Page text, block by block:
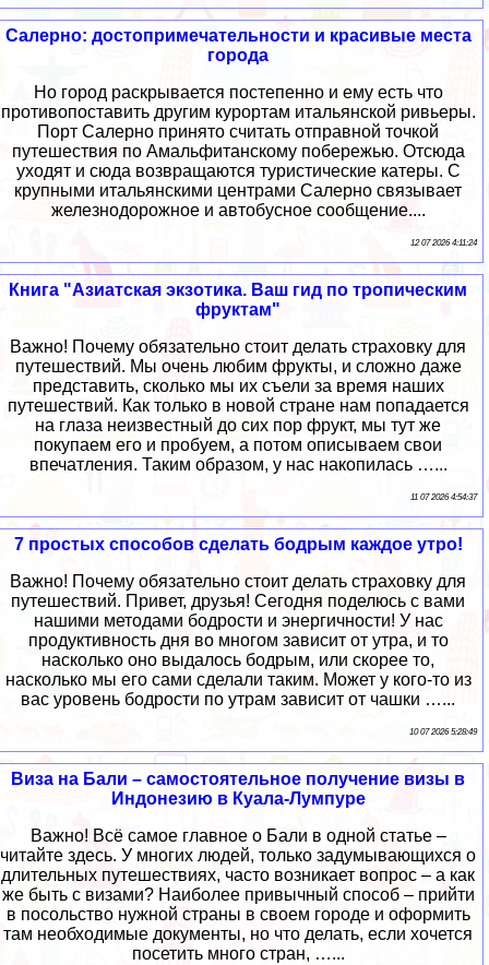
Салерно: достопримечательности и красивые места
города
Но город раскрывается постепенно и ему есть что
противопоставить другим курортам итальянской ривьеры.
Порт Салерно принято считать отправной точкой
путешествия по Амальфитанскому побережью. Отсюда
уходят и сюда возвращаются туристические катеры. С
крупными итальянскими центрами Салерно связывает
железнодорожное и автобусное сообщение....
12 07 2026 4:11:24
Книга "Азиатская экзотика. Ваш гид по тропическим
фруктам"
Важно! Почему обязательно стоит делать страховку для
путешествий. Мы очень любим фрукты, и сложно даже
представить, сколько мы их съели за время наших
путешествий. Как только в новой стране нам попадается
на глаза неизвестный до сих пор фрукт, мы тут же
покупаем его и пробуем, а потом описываем свои
впечатления. Таким образом, у нас накопилась …...
11 07 2026 4:54:37
7 простых способов сделать бодрым каждое утро!
Важно! Почему обязательно стоит делать страховку для
путешествий. Привет, друзья! Сегодня поделюсь с вами
нашими методами бодрости и энергичности! У нас
продуктивность дня во многом зависит от утра, и то
насколько оно выдалось бодрым, или скорее то,
насколько мы его сами сделали таким. Может у кого-то из
вас уровень бодрости по утрам зависит от чашки …...
10 07 2026 5:28:49
Виза на Бали – самостоятельное получение визы в
Индонезию в Куала-Лумпуре
Важно! Всё самое главное о Бали в одной статье –
читайте здесь. У многих людей, только задумывающихся о
длительных путешествиях, часто возникает вопрос – а как
же быть с визами? Наиболее привычный способ – прийти
в посольство нужной страны в своем городе и оформить
там необходимые документы, но что делать, если хочется
посетить много стран, …...